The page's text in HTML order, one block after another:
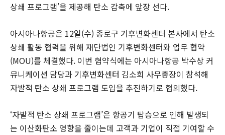
상쇄 프로그램’을 제공해 탄소 감축에 앞장 선다.
아시아나항공은 12일(수) 종로구 기후변화센터 본사에서 탄소
상쇄 활동 협력을 위해 재단법인 기후변화센터와 업무 협약
(MOU)를 체결했다. 이번 협약식에는 아시아나항공 박수상 커
뮤니케이션 담당과 기후변화센터 김소희 사무총장이 참석해
자발적 탄소 상쇄 프로그램 도입을 추진하기로 협의했다.
‘자발적 탄소 상쇄 프로그램’은 항공기 탑승으로 인해 발생되
는 이산화탄소 영향을 줄이는데 고객과 기업이 직접 기여할 수